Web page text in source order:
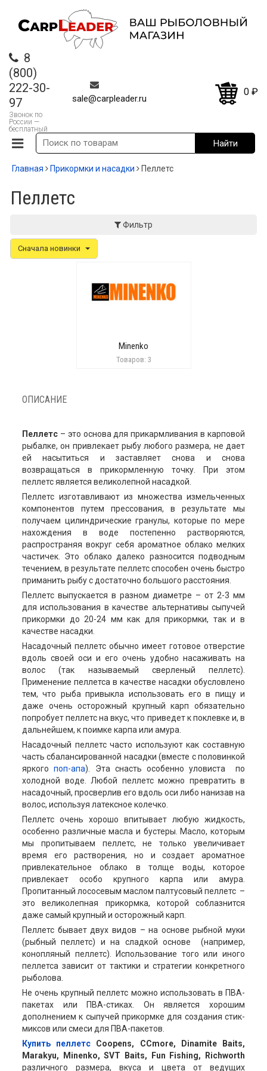
8
(800)
222-30-
97
Звонок по
России —
бесплатный
sale@carpleader.ru
0 ₽
Главная Прикормки и насадки Пеллетс
Пеллетс
Фильтр
Сначала новинки
Minenko
Товаров: 3
ОПИСАНИЕ
Пеллетс – это основа для прикармливания в карповой
рыбалке, он привлекает рыбу любого размера, не дает
ей насытиться и заставляет снова и снова
возвращаться в прикормленную точку. При этом
пеллетс является великолепной насадкой.
Пеллетс изготавливают из множества измельченных
компонентов путем прессования, в результате мы
получаем цилиндрические гранулы, которые по мере
нахождения в воде постепенно растворяются,
распространяя вокруг себя ароматное облако мелких
частичек. Это облако далеко разносится подводным
течением, в результате пеллетс способен очень быстро
приманить рыбу с достаточно большого расстояния.
Пеллетс выпускается в разном диаметре – от 2-3 мм
для использования в качестве альтернативы сыпучей
прикормки до 20-24 мм как для прикормки, так и в
качестве насадки.
Насадочный пеллетс обычно имеет готовое отверстие
вдоль своей оси и его очень удобно насаживать на
волос (так называемый сверленый пеллетс).
Применение пеллетса в качестве насадки обусловлено
тем, что рыба привыкла использовать его в пищу и
даже очень осторожный крупный карп обязательно
попробует пеллетс на вкус, что приведет к поклевке и, в
дальнейшем, к поимке карпа или амура.
Насадочный пеллетс часто используют как составную
часть сбалансированной насадки (вместе с половинкой
яркогопоп-апа). Эта снасть особенно уловиста по
холодной воде. Любой пеллетс можно превратить в
насадочный, просверлив его вдоль оси либо нанизав на
волос, используя латексное колечко.
Пеллетс очень хорошо впитывает любую жидкость,
особенно различные масла и бустеры. Масло, которым
мы пропитываем пеллетс, не только увеличивает
время его растворения, но и создает ароматное
привлекательное облако в толще воды, которое
привлекает особо крупного карпа или амура.
Пропитанный лососевым маслом палтусовый пеллетс –
это великолепная прикормка, которой соблазнится
даже самый крупный и осторожный карп.
Пеллетс бывает двух видов – на основе рыбной муки
(рыбный пеллетс) и на сладкой основе (например,
конопляный пеллетс). Использование того или иного
пеллетса зависит от тактики и стратегии конкретного
рыболова.
Не очень крупный пеллетс можно использовать в ПВА-
пакетах или ПВА-стиках. Он является хорошим
дополнением к сыпучей прикормке для создания стик-
миксов или смеси для ПВА-пакетов.
Купить пеллетс
Coopens, CCmore, Dinamite
Baits,
Marakyu,
Minenko,SVT Baits, Fun Fishing,
Richworth
различного размера, вкуса и цвета от ведущих